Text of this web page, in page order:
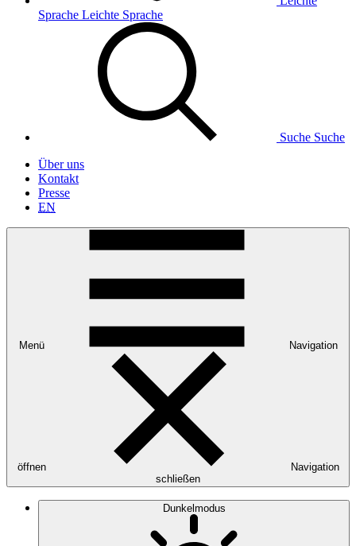
Sprache Leichte Sprache
Suche Suche
Über uns
Kontakt
Presse
EN
Menü Navigation
öffnen
Navigation
schließen
Dunkelmodus